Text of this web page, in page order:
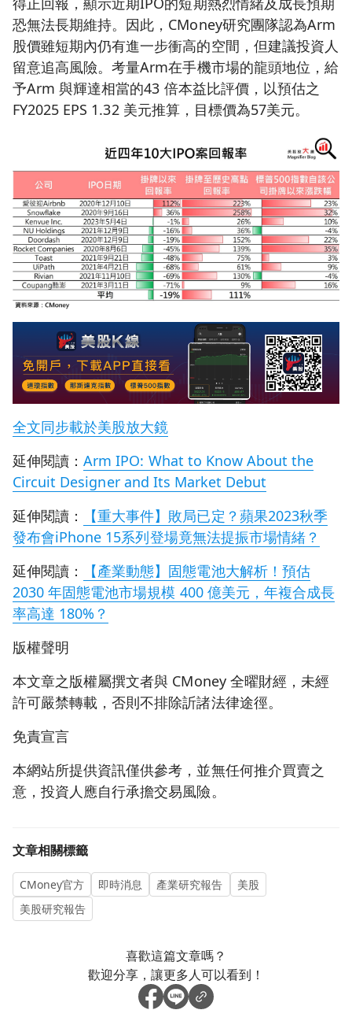
恐無法長期維持。因此，CMoney研究團隊認為Arm
股價雖短期內仍有進一步衝高的空間，但建議投資人
留意追高風險。考量Arm在手機市場的龍頭地位，給
予Arm 與輝達相當的43 倍本益比評價，以預估之
FY2025 EPS 1.32 美元推算，目標價為57美元。
全文同步載於美股放大鏡
延伸閱讀：Arm IPO: What to Know About the
Circuit Designer and Its Market Debut
延伸閱讀：
【重大事件】敗局已定？蘋果2023秋季
發布會iPhone 15系列登場竟無法提振市場情緒？
延伸閱讀：
【產業動態】固態電池大解析！預估
2030 年固態電池市場規模 400 億美元，年複合成長
率高達 180%？
版權聲明
本文章之版權屬撰文者與 CMoney 全曜財經，未經
許可嚴禁轉載，否則不排除訢諸法律途徑。
免責宣言
本網站所提供資訊僅供參考，並無任何推介買賣之
意，投資人應自行承擔交易風險。
文章相關標籤
CMoney官方 即時消息 產業研究報告
美股
美股研究報告
喜歡這篇文章嗎？
歡迎分享，讓更多人可以看到！